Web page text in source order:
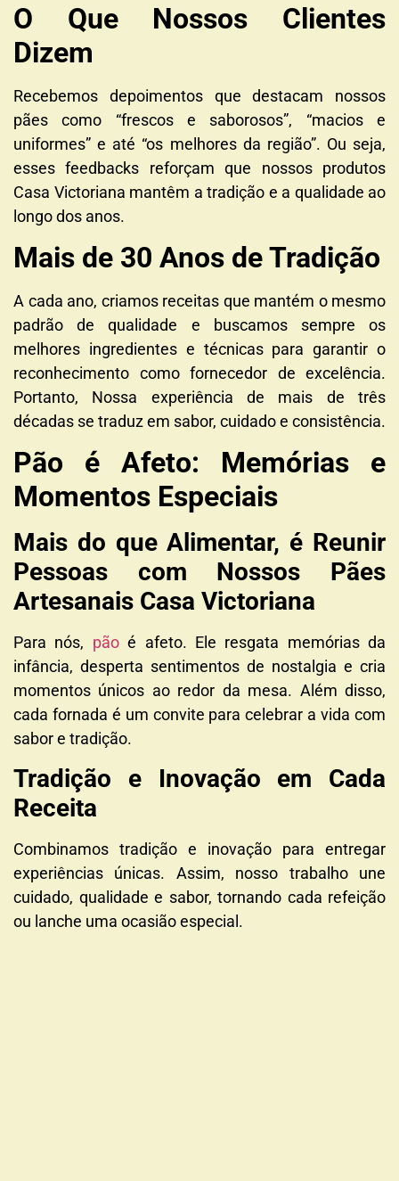
O Que Nossos Clientes
Dizem
Recebemos depoimentos que destacam nossos
pães como “frescos e saborosos”, “macios e
uniformes” e até “os melhores da região”. Ou seja,
esses feedbacks reforçam que nossos produtos
Casa Victoriana mantêm a tradição e a qualidade ao
longo dos anos.
Mais de 30 Anos de Tradição
A cada ano, criamos receitas que mantém o mesmo
padrão de qualidade e buscamos sempre os
melhores ingredientes e técnicas para garantir o
reconhecimento como fornecedor de excelência.
Portanto, Nossa experiência de mais de três
décadas se traduz em sabor, cuidado e consistência.
Pão é Afeto: Memórias e
Momentos Especiais
Mais do que Alimentar, é Reunir
Pessoas com Nossos Pães
Artesanais Casa Victoriana
Para nós, pãoé afeto. Ele resgata memórias da
infância, desperta sentimentos de nostalgia e cria
momentos únicos ao redor da mesa. Além disso,
cada fornada é um convite para celebrar a vida com
sabor e tradição.
Tradição e Inovação em Cada
Receita
Combinamos tradição e inovação para entregar
experiências únicas. Assim, nosso
trabalho une
cuidado, qualidade e sabor, tornando cada refeição
ou lanche uma ocasião especial.